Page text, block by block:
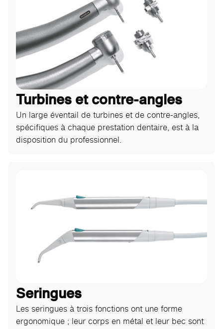
Turbines et contre-angles
Un large éventail de turbines et de contre-angles,
spécifiques à chaque prestation dentaire, est à la
disposition du professionnel.
Seringues
Les seringues à trois fonctions ont une forme
ergonomique ; leur corps en métal et leur bec sont